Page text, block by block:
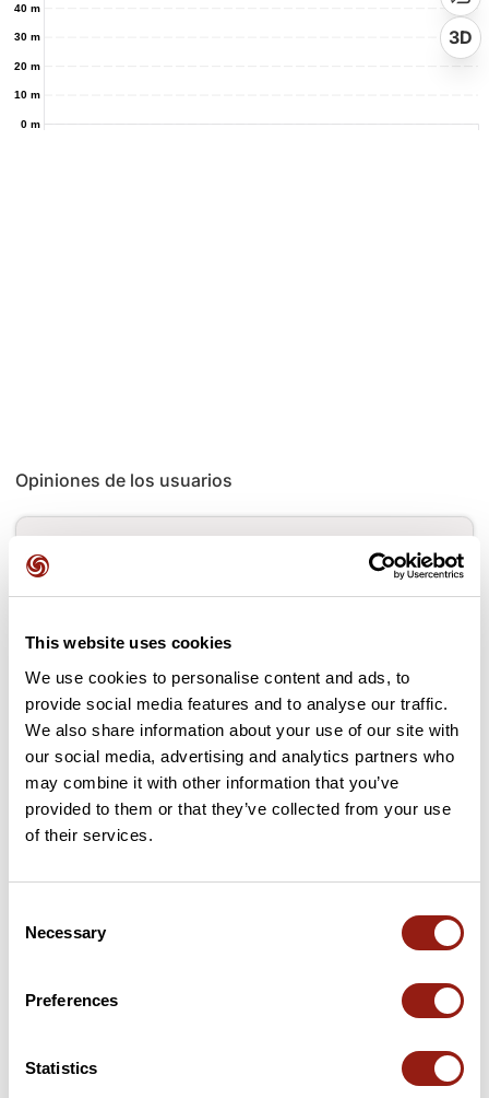
This website uses cookies
We use cookies to personalise content and ads, to
provide social media features and to analyse our traffic.
We also share information about your use of our site with
our social media, advertising and analytics partners who
may combine it with other information that you’ve
provided to them or that they’ve collected from your use
of their services.
Selection
Necessary
Preferences
Statistics
0 m
10 m
20 m
30 m
40 m
3D
Opiniones de los usuarios
Este recorrido aún no contiene opiniones. ¿Ya lo has
completado? ¡Deja la primera opinión!
Puertos a lo largo de la ruta
47 km
Resumen
Bellerive-sur-Allier. Este recorrido transcurre durante 87,4 km
por carreteras. Presenta un desnivel acumulado de más de
ruta.